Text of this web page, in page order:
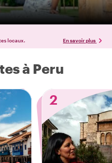
locaux. En savoir plus
à Peru
2